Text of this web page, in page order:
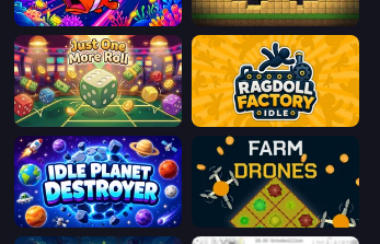
Fish Catch Idle Pickaxe Crusher Idle
Just One More Roll Ragdoll Factory Idle
Idle Planet Destroyer Farm Drones